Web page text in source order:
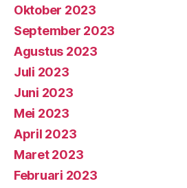
Oktober 2023
September 2023
Agustus 2023
Juli 2023
Juni 2023
Mei 2023
April 2023
Maret 2023
Februari 2023